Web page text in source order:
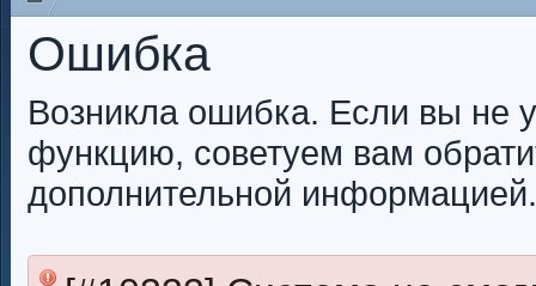
Ошибка
Возникла ошибка. Если вы не
функцию, советуем вам
дополнительной информацией.